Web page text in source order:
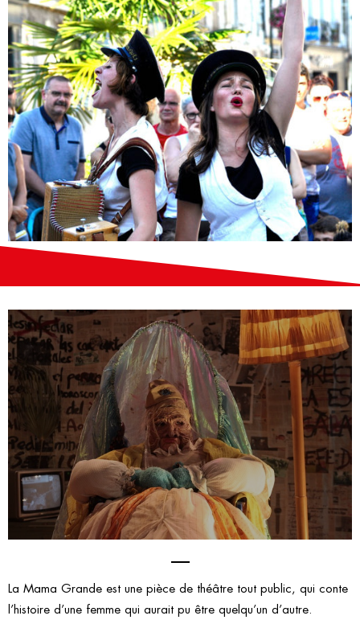
La Mama Grande est une pièce de théâtre tout public, qui conte
l’histoire d’une femme qui aurait pu être quelqu’un d’autre.